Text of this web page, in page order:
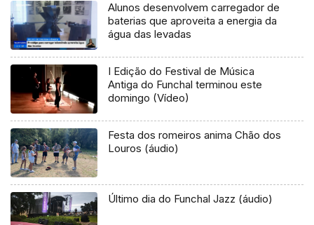
Alunos desenvolvem carregador de
baterias que aproveita a energia da
água das levadas
I Edição do Festival de Música
Antiga do Funchal terminou este
domingo (Vídeo)
Festa dos romeiros anima Chão dos
Louros (áudio)
Último dia do Funchal Jazz (áudio)